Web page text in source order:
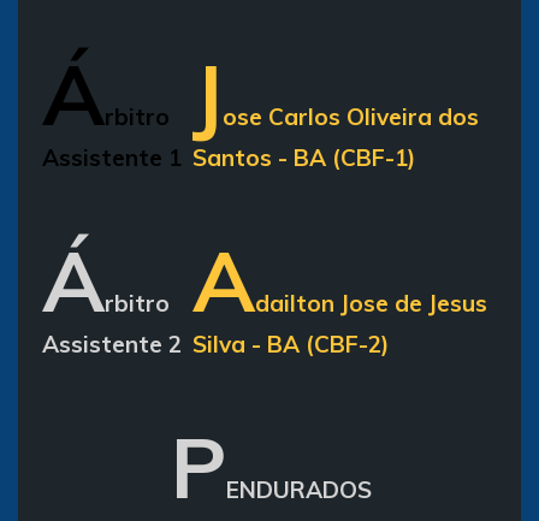
Árbitro
Assistente 1
J ose Carlos Oliveira dos
Santos - BA (CBF-1)
Árbitro
Assistente 2
Adailton Jose de Jesus
Silva - BA (CBF-2)
PENDURADOS